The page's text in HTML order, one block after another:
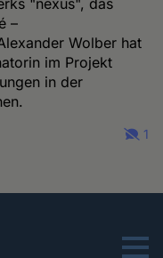
–
Wolber hat
im Projekt
in der
1
Menu